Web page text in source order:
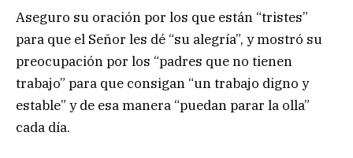
Aseguro su oración por los que están “tristes”
para que el Señor les dé “su alegría”, y mostró su
preocupación por los “padres que no tienen
trabajo” para que consigan “un trabajo digno y
estable” y de esa manera “puedan parar la olla”
cada día.